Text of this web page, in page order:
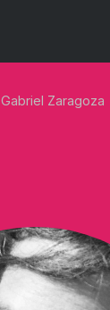
Gabriel Zaragoza